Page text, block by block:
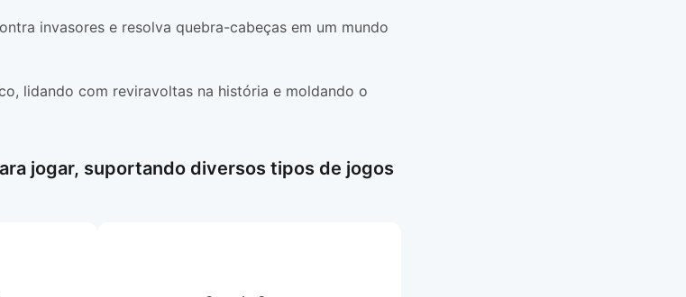
invasores e resolva quebra-cabeças em um mundo
lidando com reviravoltas na história e moldando o
jogar, suportando diversos tipos de jogos